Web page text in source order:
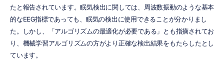
たと報告されています。眠気検出に関しては、周波数振動のような基本
的なEEG指標であっても、眠気の検出に使用できることが分かりまし
た。しかし、「アルゴリズムの最適化が必要である」とも指摘されてお
り、機械学習アルゴリズムの方がより正確な検出結果をもたらしたとし
ています。